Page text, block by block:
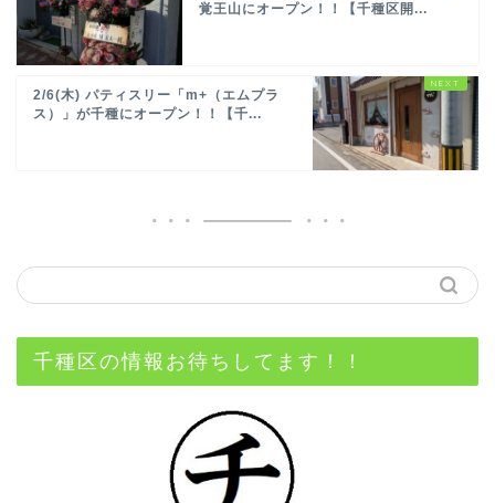
覚王山にオープン！！【千種区開...
2/6(木) パティスリー「m+（エムプラ
ス）」が千種にオープン！！【千...
千種区の情報お待ちしてます！！